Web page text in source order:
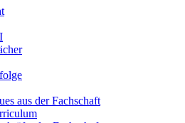
aus der Fachschaft